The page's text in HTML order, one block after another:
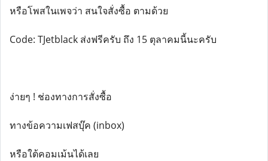
หรือโพสในเพจว่า สนใจสั่งซื้อ ตามด้วย
Code: TJetblack ส่งฟรีครับ ถึง 15 ตุลาคมนี้นะครับ
ง่ายๆ ! ช่องทางการสั่งซื้อ
ทางข้อความเฟสบุ๊ค (inbox)
หรือใต้คอมเม้นได้เลย